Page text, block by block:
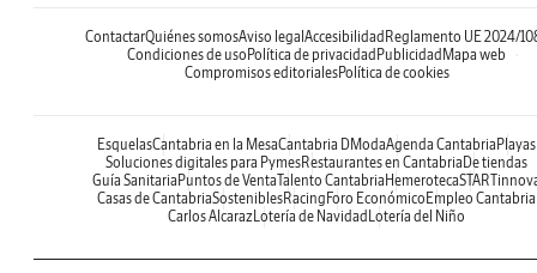
ContactarQuiénes somosAviso legal Accesibilidad Reglamento UE 2024/
Condiciones de uso Política de privacidad Publicidad Mapa web
Compromisos editorialesPolítica de cookies
EsquelasCantabria en la MesaCantabria DModaAgenda Cantabria Playas
Soluciones digitales para PymesRestaurantes en Cantabria De tiendas
Guía Sanitaria Puntos de VentaTalento Cantabria Hemeroteca
Casas de CantabriaSosteniblesRacing Foro Económico Empleo Cantabria
Carlos AlcarazLotería de Navidad Lotería del Niño